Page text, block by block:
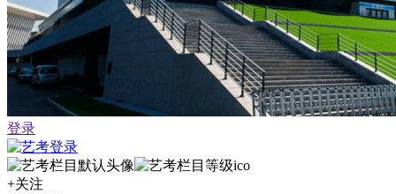
登录
+关注